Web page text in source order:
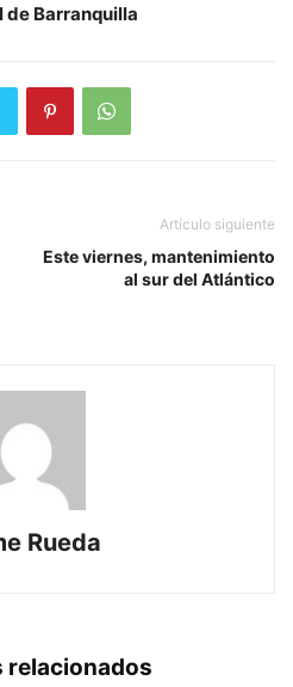
de Barranquilla
Artículo siguiente
Este viernes, mantenimiento
al sur del Atlántico
Rueda